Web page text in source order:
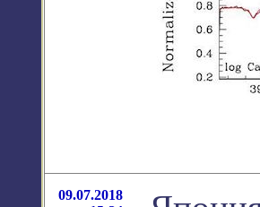
09.07.2018